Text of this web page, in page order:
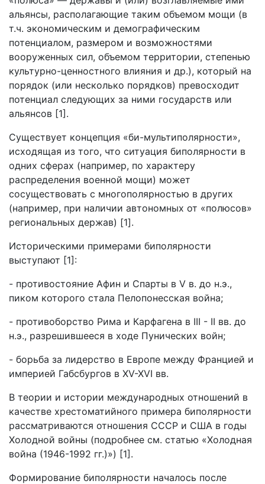
альянсы, располагающие таким объемом мощи (в
т.ч. экономическим и демографическим
потенциалом, размером и возможностями
вооруженных сил, объемом территории, степенью
культурно-ценностного влияния и др.), который на
порядок (или несколько порядков) превосходит
потенциал следующих за ними государств или
альянсов [1].
Существует концепция «би-мультиполярности»,
исходящая из того, что ситуация биполярности в
одних сферах (например, по характеру
распределения военной мощи) может
сосуществовать с многополярностью в других
(например, при наличии автономных от «полюсов»
региональных держав) [1].
Историческими примерами биполярности
выступают [1]:
- противостояние Афин и Спарты в V в. до н.э.,
пиком которого стала Пелопонесская война;
- противоборство Рима и Карфагена в III - II вв. до
н.э., разрешившееся в ходе Пунических войн;
- борьба за лидерство в Европе между Францией и
империей Габсбургов в XV-XVI вв.
В теории и истории международных отношений в
качестве хрестоматийного примера биполярности
рассматриваются отношения СССР и США в годы
Холодной войны (подробнее см. статью «Холодная
война (1946-1992 гг.)») [1].
Формирование биполярности началось после